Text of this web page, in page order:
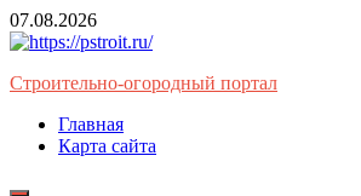
Перейти
к
07.08.2026
Строительно-огородный портал
Главная
Карта сайта